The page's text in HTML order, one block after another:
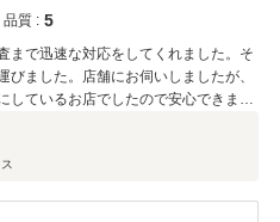
品質 : 5
まで迅速な対応をしてくれました。そ
ました。店舗にお伺いしましたが、
しているお店でしたので安心できまし
でとても満足しております。納車まで